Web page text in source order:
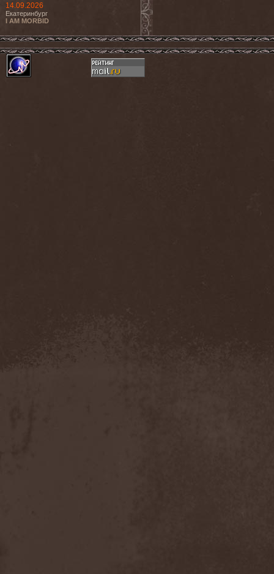
14.09.2026
Екатеринбург
I AM MORBID